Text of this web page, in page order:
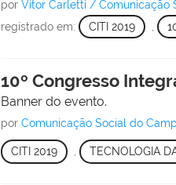
porVitor Carletti / Comunicação
registrado em: CITI 2019
10º Congresso
Banner do evento.
porComunicação Social do
CITI 2019 , TECNOLOGIA